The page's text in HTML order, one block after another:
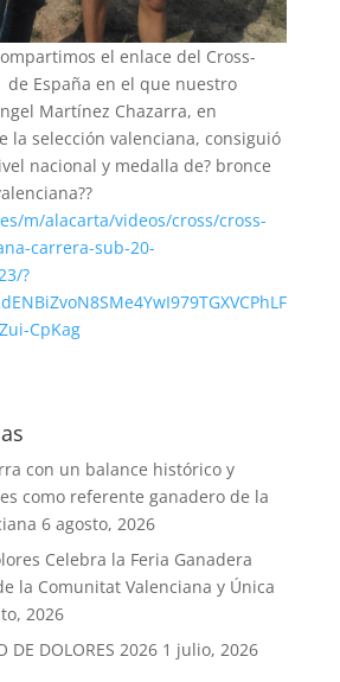
el enlace del Cross-
de España en el que nuestro
Martínez Chazarra, en
la selección valenciana, consiguió
nacional y medalla de?bronce
??
m/alacarta/videos/cross/cross-
carrera-sub-20-
?
CpKag
con un balance histórico y
como referente ganadero de la
6 agosto, 2026
Celebra la Feria Ganadera
la Comunitat Valenciana y Única
2026
DE DOLORES 2026 1 julio, 2026